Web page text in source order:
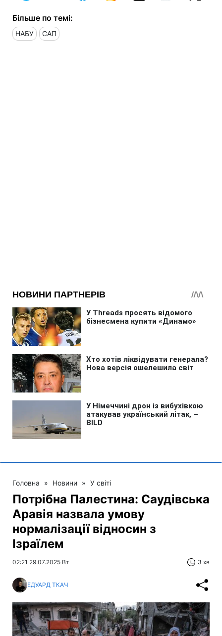
Більше по темі:
НАБУ САП
Головна » Новини » У світі
Потрібна Палестина: Саудівська
Аравія назвала умову
нормалізації відносин з
Ізраїлем
02:21 29.07.2025 Вт 3 хв
ЕДУАРД ТКАЧ